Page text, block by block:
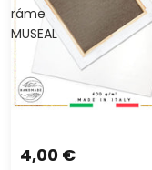
ráme
MUSEAL
4,00 €